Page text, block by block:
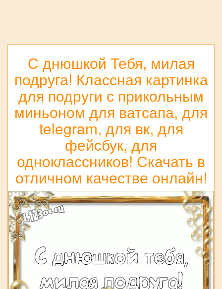
С днюшкой Тебя, милая
подруга! Классная картинка
для подруги с прикольным
миньоном для ватсапа, для
telegram, для вк, для
фейсбук, для
одноклассников! Скачать в
отличном качестве онлайн!